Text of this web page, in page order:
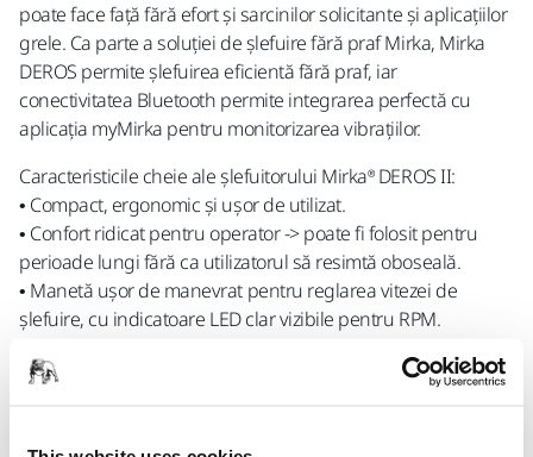
poate face față fără efort și sarcinilor solicitante și aplicațiilor
grele. Ca parte a soluției de șlefuire fără praf Mirka, Mirka
DEROS permite șlefuirea eficientă fără praf, iar
conectivitatea Bluetooth permite integrarea perfectă cu
aplicația myMirka pentru monitorizarea vibrațiilor.
Caracteristicile cheie ale șlefuitorului Mirka® DEROS II:
• Compact, ergonomic și ușor de utilizat.
• Confort ridicat pentru operator -> poate fi folosit pentru
perioade lungi fără ca utilizatorul să resimtă oboseală.
• Manetă ușor de manevrat pentru reglarea vitezei de
șlefuire, cu indicatoare LED clar vizibile pentru RPM.
• Motor fără perii de înaltă eficiență și durată lungă de viață.